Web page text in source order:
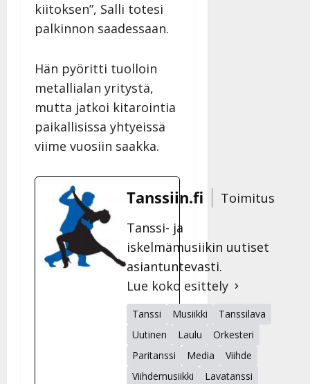
kiitoksen”, Salli totesi
palkinnon saadessaan.
Hän pyöritti tuolloin
metallialan yritystä,
mutta jatkoi kitarointia
paikallisissa yhtyeissä
viime vuosiin saakka.
Tanssiin.fi
Toimitus
Tanssi- ja
iskelmämusiikin uutiset
asiantuntevasti.
Lue koko esittely
Tanssi Musiikki
Tanssilava
Uutinen
Laulu
Orkesteri
Paritanssi
Media
Viihde
Viihdemusiikki
Lavatanssi